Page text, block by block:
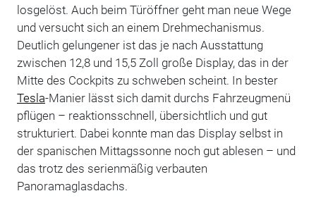
losgelöst. Auch beim Türöffner geht man neue Wege
und versucht sich an einem Drehmechanismus.
Deutlich gelungener ist das je nach Ausstattung
zwischen 12,8 und 15,5 Zoll große Display, das in der
Mitte des Cockpits zu schweben scheint. In bester
Tesla-Manier lässt sich damit durchs Fahrzeugmenü
pflügen – reaktionsschnell, übersichtlich und gut
strukturiert. Dabei konnte man das Display selbst in
der spanischen Mittagssonne noch gut ablesen – und
das trotz des serienmäßig verbauten
Panoramaglasdachs.